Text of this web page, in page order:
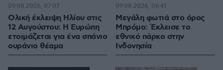
Ολική έκλειψη Ηλίου στις
12 Αυγούστου: Η Ευρώπη
ετοιμάζεται για ένα σπάνιο
ουράνιο θέαμα
09.08.2026, 07:07
Μεγάλη φωτιά στο όρος
Μπρόμο: Έκλεισε το
εθνικό πάρκο στην
Ινδονησία
09.08.2026, 06:41